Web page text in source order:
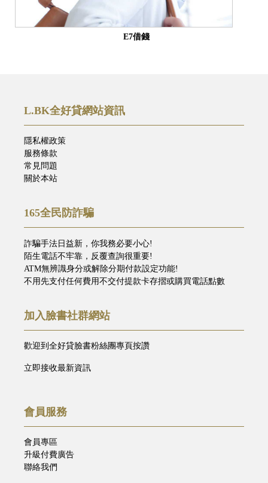
E7借錢
L.BK全好貸網站資訊
隱私權政策
服務條款
常見問題
關於本站
165全民防詐騙
詐騙手法日益新，你我務必要小心!
陌生電話不牢靠，反覆查詢很重要!
ATM無辨識身分或解除分期付款設定功能!
不用先支付任何費用不交付提款卡存摺或購買電話點數
加入臉書社群網站
歡迎到全好貸臉書粉絲團專頁按讚
立即接收最新資訊
會員服務
會員專區
升級付費廣告
聯絡我們